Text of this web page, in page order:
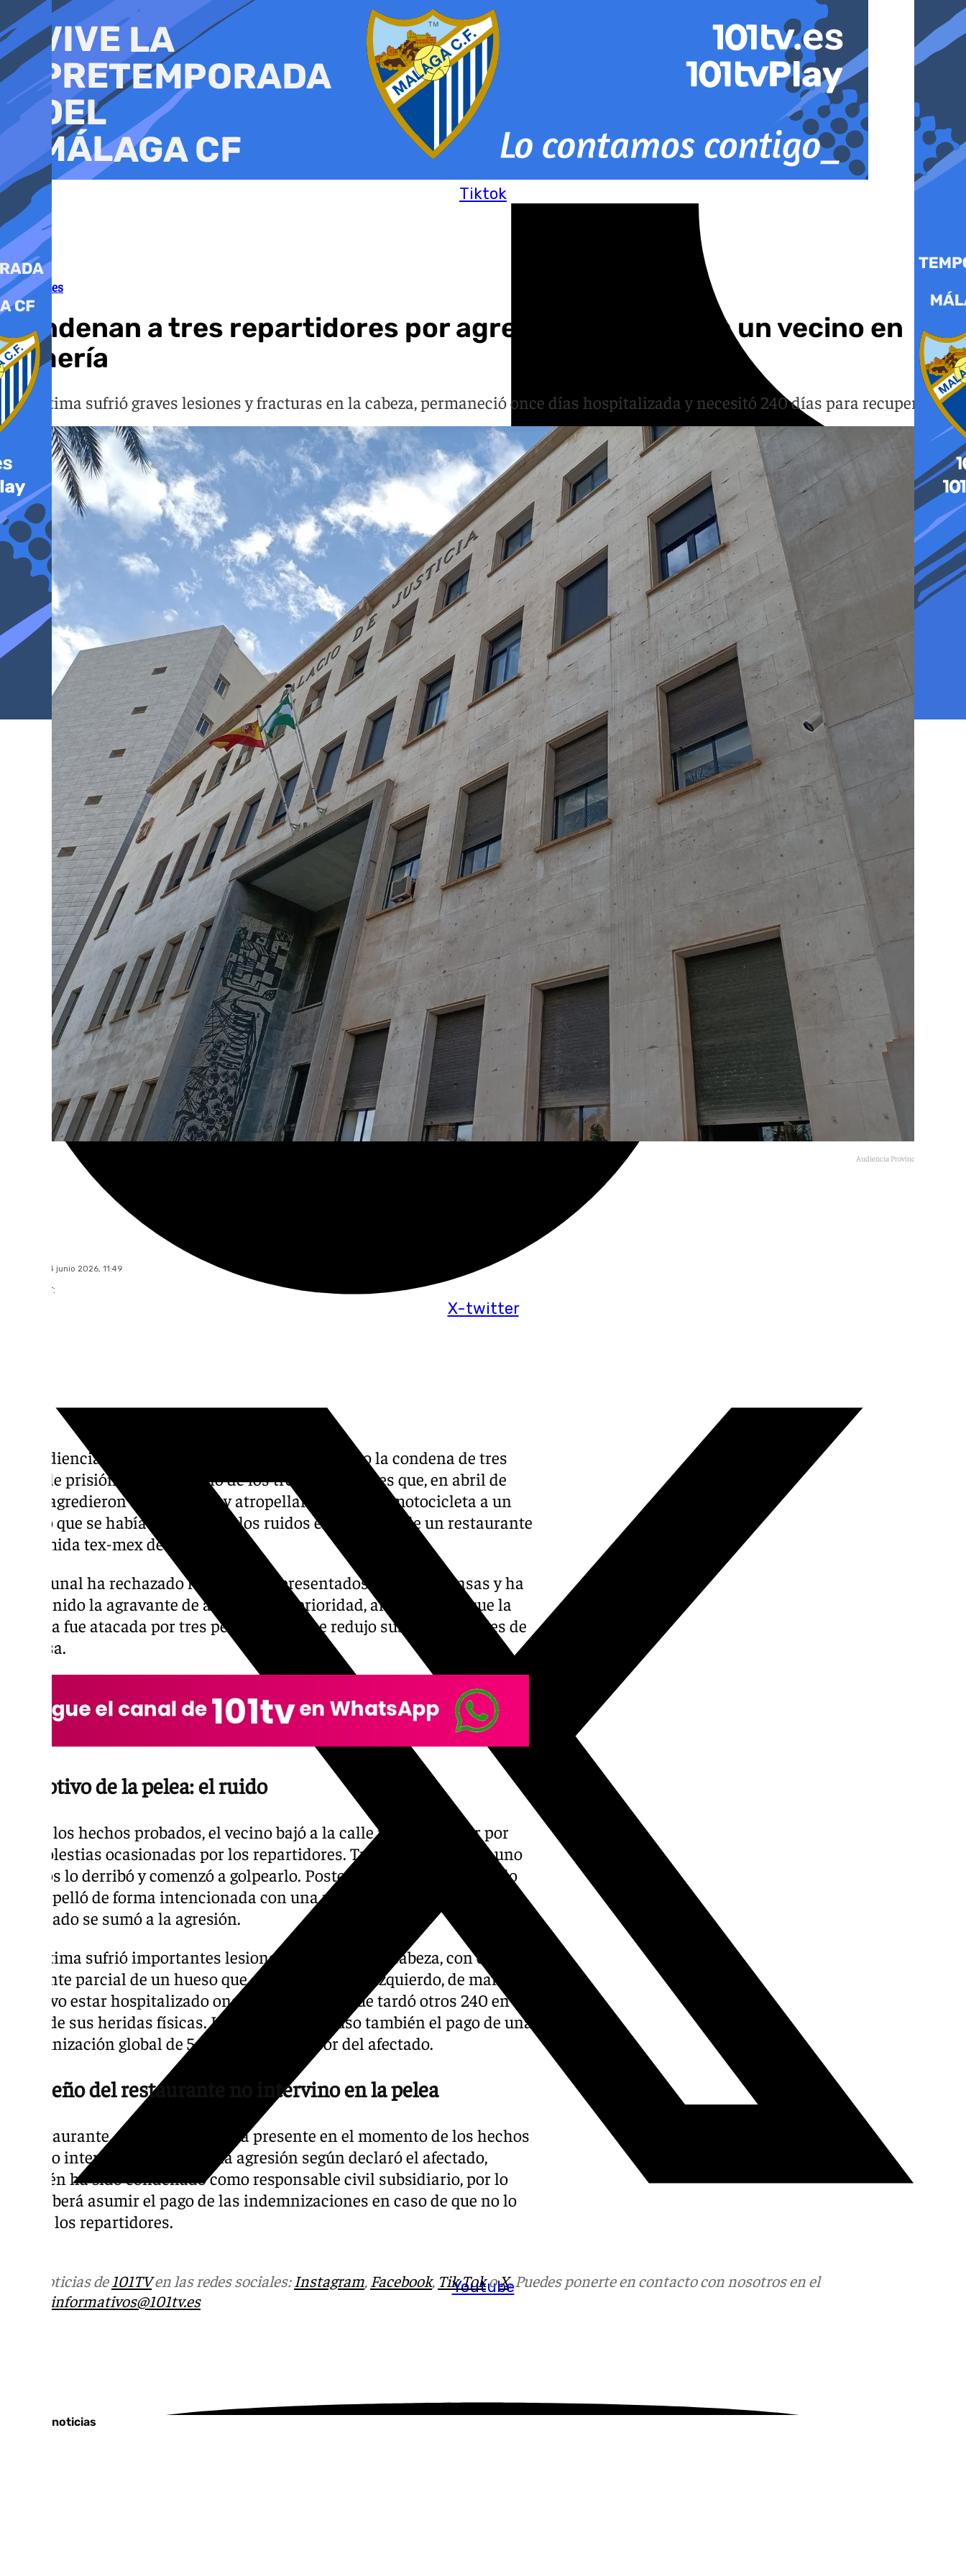
al
contenido
Tiktok
X-twitter
Youtube
Tribunales
Condenan a tres repartidores por agredir y atropellar a un vecino en
Almería
La víctima sufrió graves lesiones y fracturas en la cabeza, permaneció once días hospitalizada y necesitó 240 días para recuperarse
Audiencia Provincial de Almería
domingo, 14 junio 2026, 11:49
Compartir:
La Audiencia Provincial de Almería ha confirmado la condena de tres
años de prisión para cada uno de los tres repartidores que, en abril de
2022, agredieron brutalmente y atropellaron con una motocicleta a un
vecino que se había quejado por los ruidos en la puerta de un restaurante
de comida tex-mex de la capital.
El tribunal ha rechazado los recursos presentados por las defensas y ha
mantenido la agravante de abuso de superioridad, al considerar que la
víctima fue atacada por tres personas, lo que redujo sus posibilidades de
defensa.
El motivo de la pelea: el ruido
Según los hechos probados, el vecino bajó a la calle para protestar por
las molestias ocasionadas por los repartidores. Tras una discusión, uno
de ellos lo derribó y comenzó a golpearlo. Posteriormente, otro acusado
lo atropelló de forma intencionada con una moto de reparto y un tercer
implicado se sumó a la agresión.
La víctima sufrió importantes lesiones y fracturas en cabeza, con el
implante parcial de un hueso que afectaba a su ojo izquierdo, de manera
que tuvo estar hospitalizado once días toda vez que tardó otros 240 en
curar de sus heridas físicas. La sentencia impuso también el pago de una
indemnización global de 54.270 euros en favor del afectado.
El dueño del restaurante no intervino en la pelea
El restaurante, cuyo dueño estaba presente en el momento de los hechos
pero no intervino para frenar la agresión según declaró el afectado,
también ha sido condenado como responsable civil subsidiario, por lo
que deberá asumir el pago de las indemnizaciones en caso de que no lo
hagan los repartidores.
Más noticias de101TVen las redes sociales:Instagram, Facebook, Tik TokoX. Puedes ponerte en contacto con nosotros en el
informativos@101tv.es
Últimas noticias